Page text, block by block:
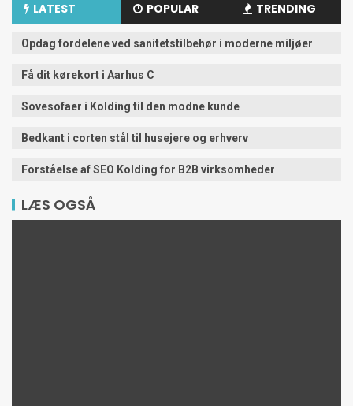
LATEST POPULAR TRENDING
Opdag fordelene ved sanitetstilbehør i moderne miljøer
Få dit kørekort i Aarhus C
Sovesofaer i Kolding til den modne kunde
Bedkant i corten stål til husejere og erhverv
Forståelse af SEO Kolding for B2B virksomheder
LÆS OGSÅ